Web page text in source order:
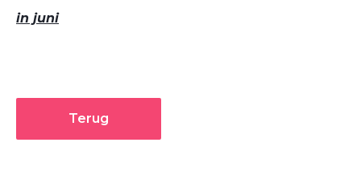
in juni
Terug